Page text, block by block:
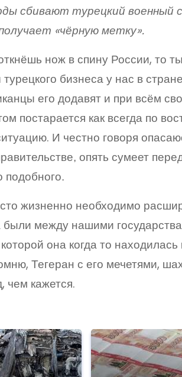
сбивают турецкий
«чёрную метку».
нож в спину России, то
бизнеса у нас в
его додавят и при всём
постарается как всегда по
И честно говоря
опять сумеет
подобного.
жизненно необходимо
были между нашими
она когда то
Тегеран с его мечетями,
чем кажется.